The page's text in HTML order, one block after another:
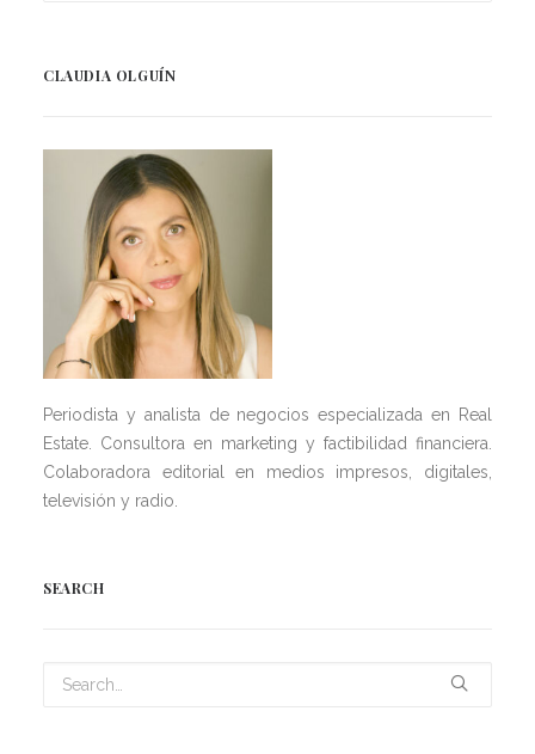
CLAUDIA OLGUÍN
Periodista y analista de negocios especializada en Real
Estate. Consultora en marketing y factibilidad financiera.
Colaboradora editorial en medios impresos, digitales,
televisión y radio.
SEARCH